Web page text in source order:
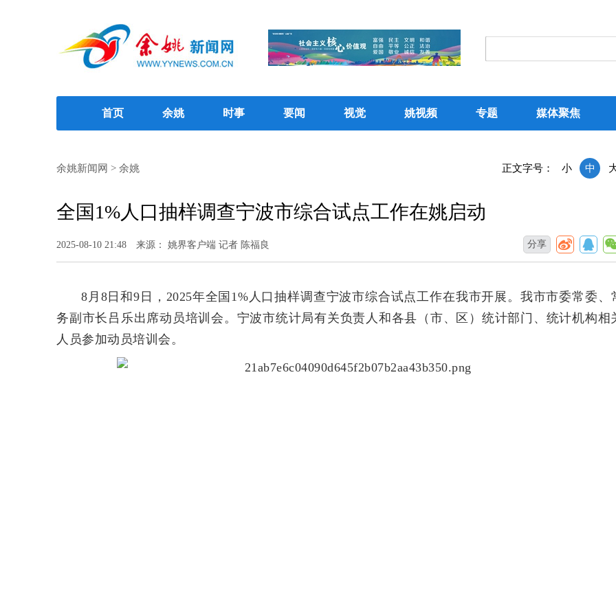
首页 余姚 时事 要闻 视觉 姚视频 专题 媒体聚焦
正文字号： 小 中
余姚新闻网 > 余姚
全国1%人口抽样调查宁波市综合试点工作在姚启动
2025-08-10 21:48 来源： 姚界客户端 记者 陈福良 分享
8月8日和9日，2025年全国1%人口抽样调查宁波市综合试点工作在我市开展。我市市委常委、
务副市长吕乐出席动员培训会。宁波市统计局有关负责人和各县（市、区）统计部门、统计机构相
人员参加动员培训会。